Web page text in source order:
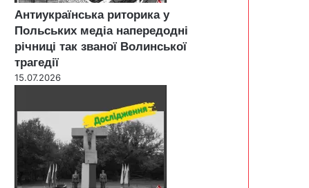
Антиукраїнська риторика у
Польських медіа напередодні
річниці так званої Волинської
трагедії
15.07.2026